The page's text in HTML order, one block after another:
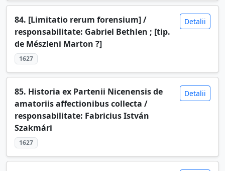
84. [Limitatio rerum forensium] /
responsabilitate: Gabriel Bethlen ; [tip.
de Mészleni Marton ?]
1627
Detalii
85. Historia ex Partenii Nicenensis de
amatoriis affectionibus collecta /
responsabilitate: Fabricius István
Szakmári
1627
Detalii